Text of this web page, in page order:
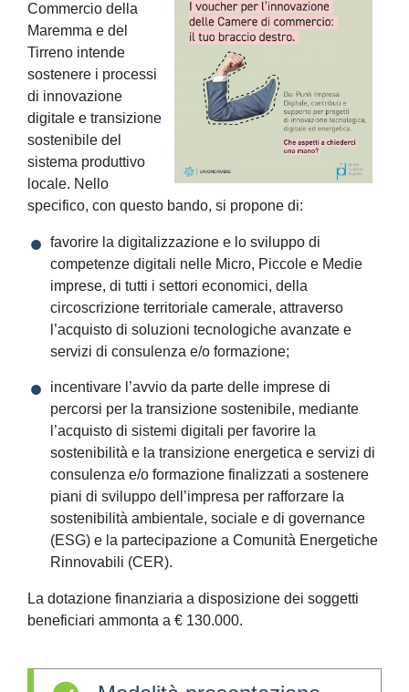
Commercio della
Maremma e del
Tirreno intende
sostenere i processi
di innovazione
digitale e transizione
sostenibile del
sistema produttivo
locale. Nello
specifico, con questo bando, si propone di:
favorire la digitalizzazione e lo sviluppo di
competenze digitali nelle Micro, Piccole e Medie
imprese, di tutti i settori economici, della
circoscrizione territoriale camerale, attraverso
l’acquisto di soluzioni tecnologiche avanzate e
servizi di consulenza e/o formazione;
incentivare l’avvio da parte delle imprese di
percorsi per la transizione sostenibile, mediante
l’acquisto di sistemi digitali per favorire la
sostenibilità e la transizione energetica e servizi di
consulenza e/o formazione finalizzati a sostenere
piani di sviluppo dell’impresa per rafforzare la
sostenibilità ambientale, sociale e di governance
(ESG) e la partecipazione a Comunità Energetiche
Rinnovabili (CER).
La dotazione finanziaria a disposizione dei soggetti
beneficiari ammonta a € 130.000.